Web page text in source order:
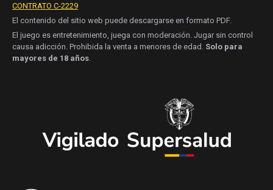
CONTRATO C-2229
El contenido del sitio web puede descargarse en formato PDF.
El juego es entretenimiento, juega con moderación. Jugar sin control
causa adicción. Prohibida la venta a menores de edad. Solo para
mayores de 18 años